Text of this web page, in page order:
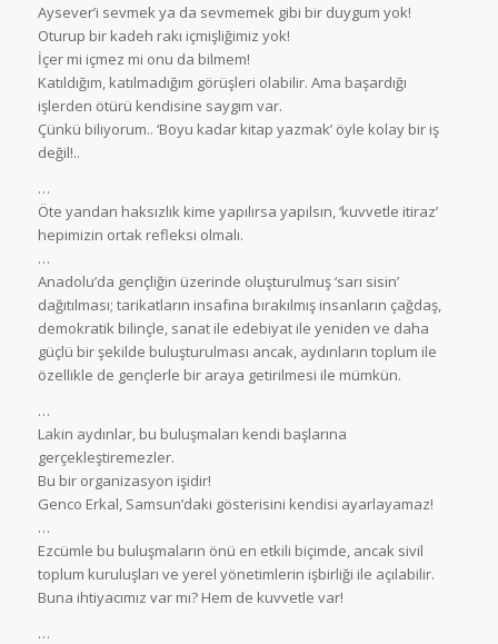
Aysever’i sevmek ya da sevmemek gibi bir duygum yok!
Oturup bir kadeh rakı içmişliğimiz yok!
İçer mi içmez mi onu da bilmem!
Katıldığım, katılmadığım görüşleri olabilir. Ama başardığı
işlerden ötürü kendisine saygım var.
Çünkü biliyorum.. ‘Boyu kadar kitap yazmak’ öyle kolay bir iş
değil!..
…
Öte yandan haksızlık kime yapılırsa yapılsın, ‘kuvvetle itiraz’
hepimizin ortak refleksi olmalı.
…
Anadolu’da gençliğin üzerinde oluşturulmuş ‘sarı sisin’
dağıtılması; tarikatların insafına bırakılmış insanların çağdaş,
demokratik bilinçle, sanat ile edebiyat ile yeniden ve daha
güçlü bir şekilde buluşturulması ancak, aydınların toplum ile
özellikle de gençlerle bir araya getirilmesi ile mümkün.
…
Lakin aydınlar, bu buluşmaları kendi başlarına
gerçekleştiremezler.
Bu bir organizasyon işidir!
Genco Erkal, Samsun’daki gösterisini kendisi ayarlayamaz!
…
Ezcümle bu buluşmaların önü en etkili biçimde, ancak sivil
toplum kuruluşları ve yerel yönetimlerin işbirliği ile açılabilir.
Buna ihtiyacımız var mı? Hem de kuvvetle var!
…